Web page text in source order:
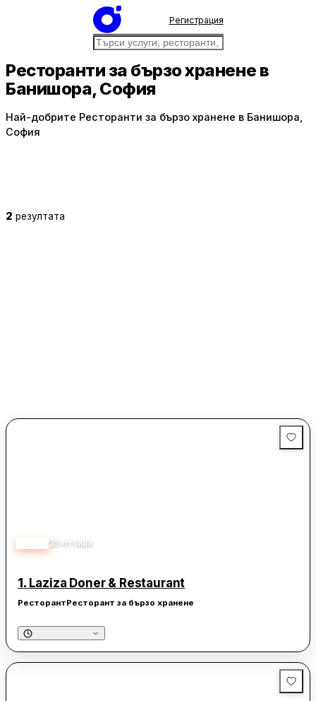
Регистрация
Ресторанти за бързо хранене в
Банишора, София
Най-добрите Ресторанти за бързо хранене в Банишора,
София
2 резултата
39 отзива
1. Laziza Doner & Restaurant
РесторантРесторант за бързо хранене